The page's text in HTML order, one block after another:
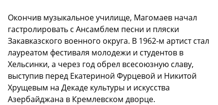
Окончив музыкальное училище, Магомаев начал
гастролировать с Ансамблем песни и пляски
Закавказского военного округа. В 1962-м артист стал
лауреатом фестиваля молодежи и студентов в
Хельсинки, а через год обрел всесоюзную славу,
выступив перед Екатериной Фурцевой и Никитой
Хрущевым на Декаде культуры и искусства
Азербайджана в Кремлевском дворце.